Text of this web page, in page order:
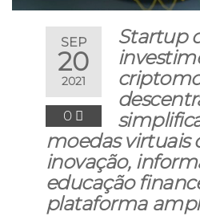
SEP
20
2021
0
Startup
moedas virtuais
inovação,
educação
plataforma